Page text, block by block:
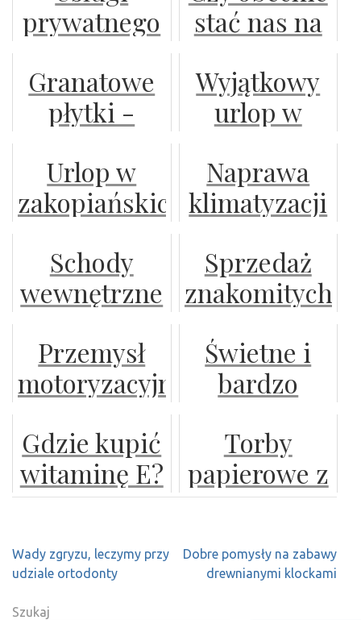
prywatnego
dla osób
fizycznych i
stać nas na
robocze
buty
Granatowe
płytki -
rozwiązanie
do różnych
Wyjątkowy
urlop w
zdrój:
zaplanuj
komfortowym
domku i
urokami
okolicy!
Urlop w
zakopiańskich
apartamentach
Naprawa
klimatyzacji
najwyższym
poziomie
Schody
wewnętrzne
jakie
wybrać?
Sprzedaż
znakomitych
filtrujących
Przemysł
motoryzacyjny
środowiska:
Nowe
technologie
zrównoważonego
rozwoju
Świetne i
bardzo
krówki z
logo
Gdzie kupić
witaminę E?
Torby
papierowe z
nadrukiem
Nawigacja
wpisu
Wady zgryzu, leczymy przy
udziale ortodonty
Dobre pomysły na zabawy
drewnianymi klockami
Szukaj